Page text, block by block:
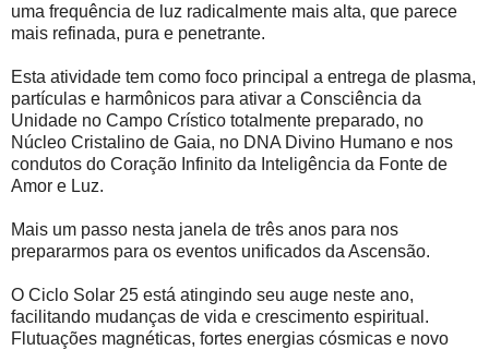
uma frequência de luz radicalmente mais alta, que parece
mais refinada, pura e penetrante.
Esta atividade tem como foco principal a entrega de plasma,
partículas e harmônicos para ativar a Consciência da
Unidade no Campo Crístico totalmente preparado, no
Núcleo Cristalino de Gaia, no DNA Divino Humano e nos
condutos do Coração Infinito da Inteligência da Fonte de
Amor e Luz.
Mais um passo nesta janela de três anos para nos
prepararmos para os eventos unificados da Ascensão.
O Ciclo Solar 25 está atingindo seu auge neste ano,
facilitando mudanças de vida e crescimento espiritual.
Flutuações magnéticas, fortes energias cósmicas e novo